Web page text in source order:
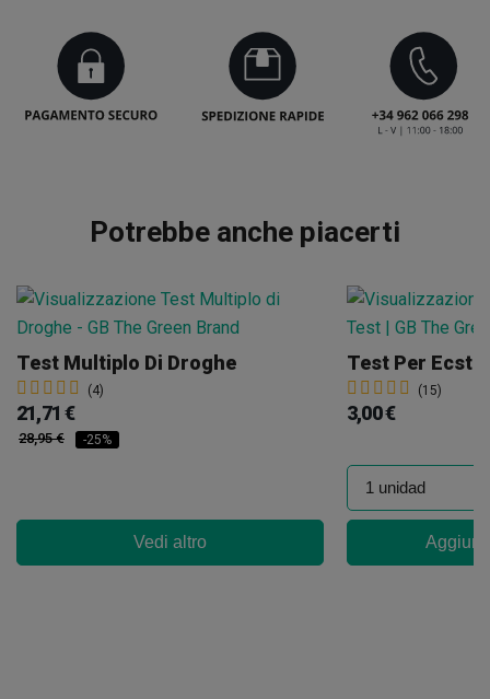
Potrebbe anche piacerti
Test Multiplo Di Droghe
(4)
21,71 €
28,95 € -25%
Vedi altro
Test Per
(15)
3,00 €